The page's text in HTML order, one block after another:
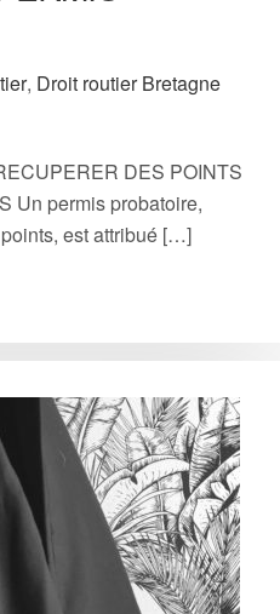
, Droit routier Bretagne
DES POINTS
Un permis probatoire,
est attribué […]